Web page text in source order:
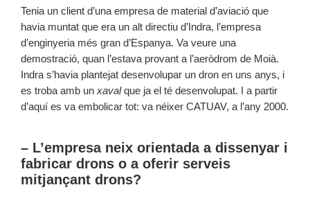
Tenia un client d’una empresa de material d’aviació que
havia muntat que era un alt directiu d’Indra, l’empresa
d’enginyeria més gran d’Espanya. Va veure una
demostració, quan l’estava provant a l’aeròdrom de Moià.
Indra s’havia plantejat desenvolupar un dron en uns anys, i
es troba amb un xavalque ja el té desenvolupat. I a partir
d’aquí es va embolicar tot: va néixer CATUAV, a l’any 2000.
– L’empresa neix orientada a dissenyar i
fabricar drons o a oferir serveis
mitjançant drons?